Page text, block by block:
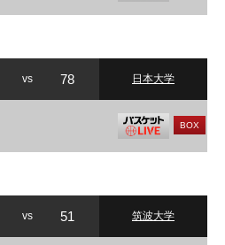
vs 78 日本大学
BOX
vs 51 筑波大学